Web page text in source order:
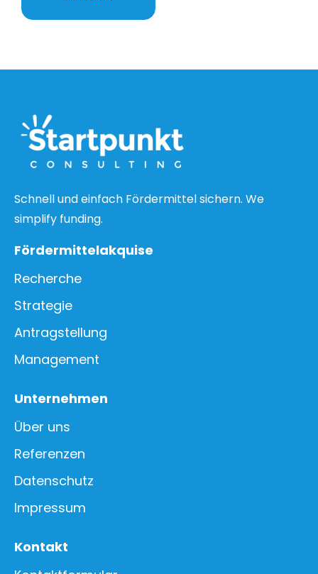
Schnell und einfach Fördermittel sichern. We
simplify funding.
Fördermittelakquise
Recherche
Strategie
Antragstellung
Management
Unternehmen
Über uns
Referenzen
Datenschutz
Impressum
Kontakt